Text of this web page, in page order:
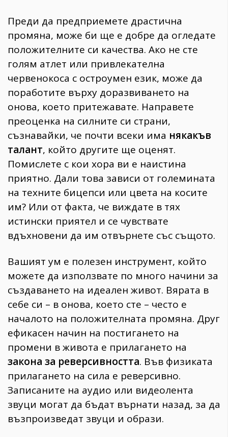
Преди да предприемете драстична
промяна, може би ще е добре да огледате
положителните си качества. Ако не сте
голям атлет или привлекателна
червенокоса с остроумен език, може да
поработите върху доразвиването на
онова, което притежавате. Направете
преоценка на силните си страни,
съзнавайки, че почти всеки има някакъв
талант, който другите ще оценят.
Помислете с кои хора ви е наистина
приятно. Дали това зависи от големината
на техните бицепси или цвета на косите
им? Или от факта, че виждате в тях
истински приятел и се чувствате
вдъхновени да им отвърнете със същото.
Вашият ум е полезен инструмент, който
можете да използвате по много начини за
създаването на идеален живот. Вярата в
себе си – в онова, което сте – често е
началото на положителната промяна. Друг
ефикасен начин на постигането на
промени в живота е прилагането на
закона за реверсивността. Във физиката
прилагането на сила е реверсивно.
Записаните на аудио или видеолента
звуци могат да бъдат върнати назад, за да
възпроизведат звуци и образи.